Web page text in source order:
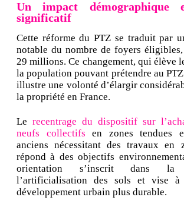
Un impact démographique
significatif
Cette réforme du PTZ se traduit par
notable du nombre de foyers
29 millions. Ce changement, qui élève
la population pouvant prétendre au
illustre une volonté d’élargir
la propriété en France.
Le recentrage du dispositif sur
neufs collectifs en zones tendues
anciens nécessitant des travaux en
répond à des objectifs
orientation s’inscrit dans
l’artificialisation des sols et vise à
développement urbain plus durable.